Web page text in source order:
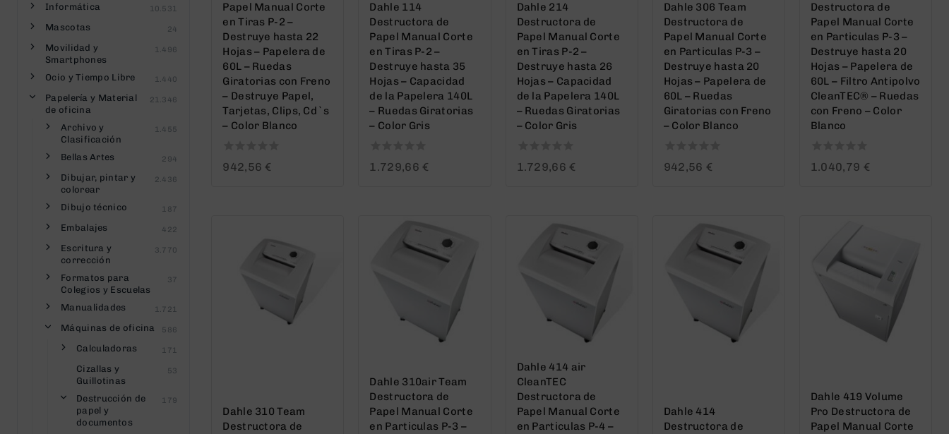
Papel Manual Corte
en Tiras P-2 –
Destruye hasta 22
Hojas – Papelera de
60L – Ruedas
Giratorias con Freno
– Destruye Papel,
Tarjetas, Clips, Cd`s
– Color Blanco
0
942,56 €
Dahle 114
Destructora de
Papel Manual Corte
en Tiras P-2 –
Destruye hasta 35
Hojas – Capacidad
de la Papelera 140L
– Ruedas Giratorias
– Color Gris
0
1.729,66 €
Dahle 214
Destructora de
Papel Manual Corte
en Tiras P-2 –
Destruye hasta 26
Hojas – Capacidad
de la Papelera 140L
– Ruedas Giratorias
– Color Gris
0
1.729,66 €
Dahle 306 Team
Destructora de
Papel Manual Corte
en Particulas P-3 –
Destruye hasta 20
Hojas – Papelera de
60L – Ruedas
Giratorias con Freno
– Color Blanco
0
942,56 €
Destructora de
Papel Manual Corte
en Particulas P-3 –
Destruye hasta 20
Hojas – Papelera de
60L – Filtro Antipolvo
CleanTEC® – Ruedas
con Freno – Color
Blanco
0
1.040,79 €
Dahle 310 Team
Destructora de
Dahle 310air Team
Destructora de
Papel Manual Corte
en Particulas P-3 –
Dahle 414 air
CleanTEC
Destructora de
Papel Manual Corte
en Particulas P-4 –
Dahle 414
Destructora de
Dahle 419 Volume
Pro Destructora de
Papel Manual Corte
Informática 10.531
Mascotas 24
Movilidad y
Smartphones
1.496
Ocio y Tiempo Libre 1.440
Papelería y Material
de oficina
21.346
Archivo y
Clasificación
1.455
Bellas Artes 294
Dibujar, pintar y
colorear
2.436
Dibujo técnico 187
Embalajes 422
Escritura y
corrección
3.770
Formatos para
Colegios y Escuelas
37
Manualidades 1.721
Máquinas de oficina 586
Calculadoras 171
Cizallas y
Guillotinas
53
Destrucción de
papel y
documentos
179